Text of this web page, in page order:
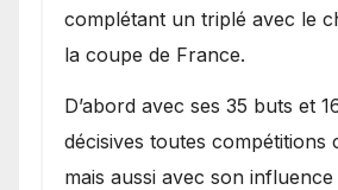
complétant un triplé avec le
la coupe de France.
D’abord avec ses 35 buts et
décisives toutes compétitions
mais aussi avec son